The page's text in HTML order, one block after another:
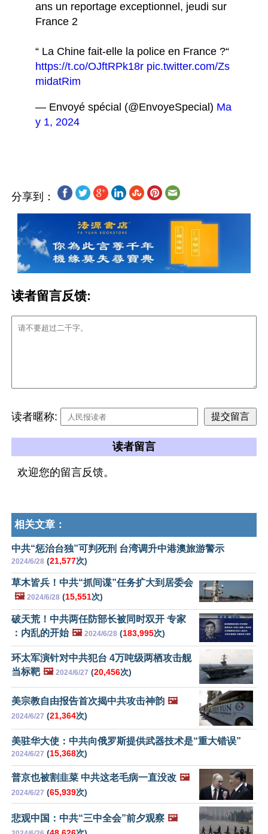
ans un reportage exceptionnel, jeudi sur
France 2
https://t.co/OJftRPk18r pic.twitter.com/Zs
midatRim
— Envoyé spécial (@EnvoyeSpecial) Ma
y 1, 2024
分享到：
读者留言反馈:
读者暱称:
读者留言
欢迎您的留言反馈。
相关文章：
中共“惩治台独”可判死刑 台湾调升中港澳旅游警示
2024/6/28 (21,577次)
草木皆兵！中共“抓间谍”任务扩大到居委会
🖼️ 2024/6/28 (15,551次)
破天荒！中共两任防部长被同时双开 专家
：内乱的开始 🖼️ 2024/6/28 (183,995次)
环太军演针对中共犯台 4万吨级两栖攻击舰
当标靶 🖼️ 2024/6/27 (20,456次)
美宗教自由报告首次揭中共攻击神韵 🖼️
2024/6/27 (21,364次)
美驻华大使：中共向俄罗斯提供武器技术是“重大错误”
2024/6/27 (15,368次)
普京也被割韭菜 中共这老毛病一直没改 🖼️
2024/6/27 (65,939次)
悲观中国：中共“三中全会”前夕观察 🖼️